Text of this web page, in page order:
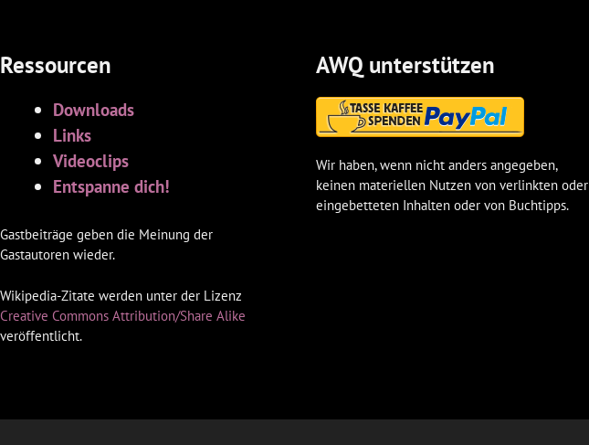
Ressourcen
Downloads
Links
Videoclips
Entspanne dich!
Gastbeiträge geben die Meinung der
Gastautoren wieder.
Wikipedia-Zitate werden unter der Lizenz
Creative Commons Attribution/Share Alike
veröffentlicht.
AWQ unterstützen
Wir haben, wenn nicht anders angegeben,
keinen materiellen Nutzen von verlinkten oder
eingebetteten Inhalten oder von Buchtipps.